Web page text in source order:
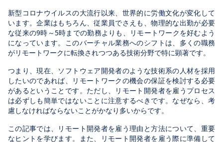
新型コロナウイルスの大流行以来、世界的に労働文化が変化して
います。企業はもちろん、従業員でさえも、物理的な出勤が必要
な従来の9時～5時までの勤務よりも、リモートワークを好むよう
になっています。このバーチャル業務へのシフトは、多くの職務
がリモートワークに転換されつつある技術分野で特に顕著です。
つまり、現在、ソフトウェア開発者のような技術系の人材を採用
したいのであれば、リモートワークの機会の保証を検討する必要
があるということです。ただし、リモート開発者を雇うプロセス
は必ずしも簡単ではないことに注意するべきです。なぜなら、考
慮しなければならないことがかなり多いからです。
この記事では、リモート開発者を雇う理由と方法について、重要
なヒントを学びます。また、リモート開発者を雇う際に準備して